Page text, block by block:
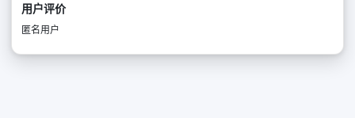
用户评价
匿名用户